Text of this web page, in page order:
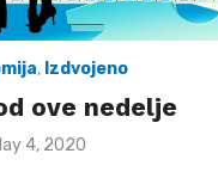
, Izdvojeno
ove nedelje
4, 2020